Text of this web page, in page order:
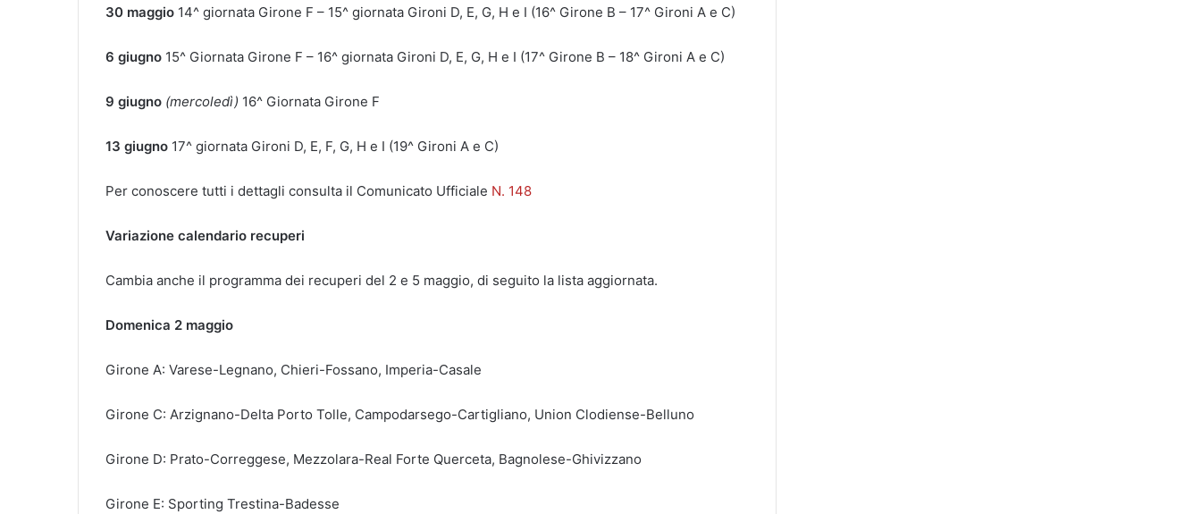
30 maggio 14^ giornata Girone F – 15^ giornata Gironi D, E, G, H e I (16^ Girone B – 17^ Gironi A e C)
6 giugno 15^ Giornata Girone F – 16^ giornata Gironi D, E, G, H e I (17^ Girone B – 18^ Gironi A e C)
9 giugno (mercoledì) 16^ Giornata Girone F
13 giugno 17^ giornata Gironi D, E, F, G, H e I (19^ Gironi A e C)
Per conoscere tutti i dettagli consulta il Comunicato Ufficiale N. 148
Variazione calendario recuperi
Cambia anche il programma dei recuperi del 2 e 5 maggio, di seguito la lista aggiornata.
Domenica 2 maggio
Girone A: Varese-Legnano, Chieri-Fossano, Imperia-Casale
Girone C: Arzignano-Delta Porto Tolle, Campodarsego-Cartigliano, Union Clodiense-Belluno
Girone D: Prato-Correggese, Mezzolara-Real Forte Querceta, Bagnolese-Ghivizzano
Girone E: Sporting Trestina-Badesse